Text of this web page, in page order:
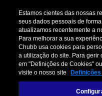
Estamos cientes das nossas
seus dados pessoais de
atualizamos recentemente a
Para melhorar a sua
Chubb usa cookies para
a utilização do site. Para gerir
em "Definições de Cookies"
visite o nosso site